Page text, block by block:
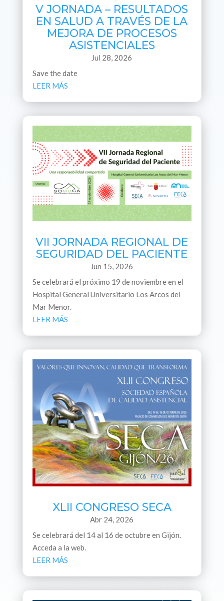
V JORNADA – RESULTADOS
EN SALUD A TRAVÉS DE LA
MEJORA DE PROCESOS
ASISTENCIALES
Jul 28, 2026
Save the date
LEER MÁS
VII JORNADA REGIONAL DE
SEGURIDAD DEL PACIENTE
Jun 15, 2026
Se celebrará el próximo 19 de noviembre en el
Hospital General Universitario Los Arcos del
Mar Menor.
LEER MÁS
XLII CONGRESO SECA
Abr 24, 2026
Se celebrará del 14 al 16 de octubre en Gijón.
Acceda a la web.
LEER MÁS